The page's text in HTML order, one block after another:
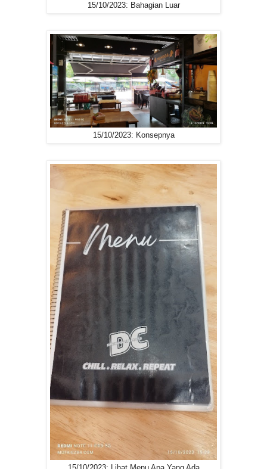
15/10/2023: Bahagian Luar
15/10/2023: Konsepnya